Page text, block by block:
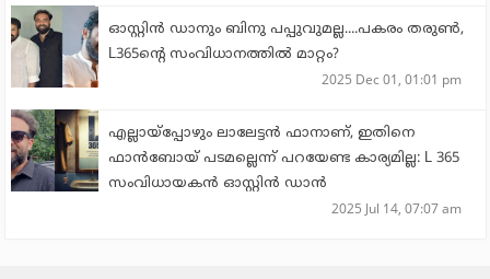
ഓസ്റ്റിന്‍ ഡാനും ബിനു പപ്പുവുമല്ല....പകരം തരുണ്‍,
L365ന്റെ സംവിധാനത്തില്‍ മാറ്റം?
2025 Dec 01, 01:01 pm
എല്ലായ്‌പ്പോഴും ലാലേട്ടന്‍ ഫാനാണ്, ഇതിനെ
ഫാന്‍ബോയ് പടമല്ലെന്ന് പറയേണ്ട കാര്യമില്ല: L 365
സംവിധായകന്‍ ഓസ്റ്റിന്‍ ഡാന്‍
2025 Jul 14, 07:07 am